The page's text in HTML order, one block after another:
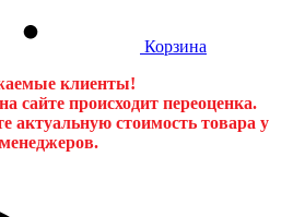
Корзина
клиенты!
сайте происходит переоценка.
актуальную стоимость товара у
менеджеров.